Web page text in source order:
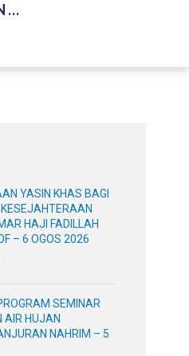
YASIN KHAS BAGI
HAJI FADILLAH
– 6 OGOS 2026
SEMINAR
AIR HUJAN
NAHRIM – 5